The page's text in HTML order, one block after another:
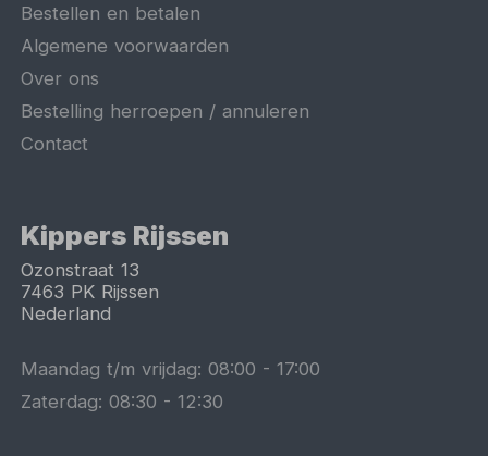
Bestellen en betalen
Algemene voorwaarden
Over ons
Bestelling herroepen / annuleren
Contact
Kippers Rijssen
Ozonstraat 13
7463 PK Rijssen
Nederland
Maandag t/m vrijdag:08:00 -17:00
Zaterdag:08:30 -12:30